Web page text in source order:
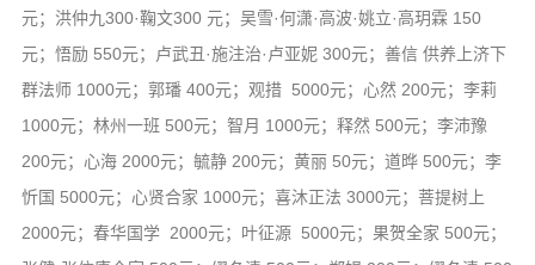
元；洪仲九300·鞠文300 元；吴雪·何潇·高波·姚立·高玥霖 150
元；悟励 550元；卢武丑·施注治·卢亚妮 300元；善信 供养上济下
群法师 1000元；郭璠 400元；观措 5000元；心然 200元；李莉
1000元；林州一班 500元；智月 1000元；释然 500元；李沛豫
200元；心海 2000元；毓静 200元；黄丽 50元；道晔 500元；李
忻国 5000元；心贤合家 1000元；喜沐正法 3000元；菩提树上
2000元；春华国学 2000元；叶征源 5000元；果贺全家 500元；